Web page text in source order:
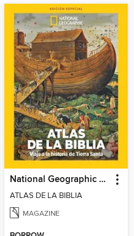
National Geographic Especiales
ATLAS DE LA BIBLIA
MAGAZINE